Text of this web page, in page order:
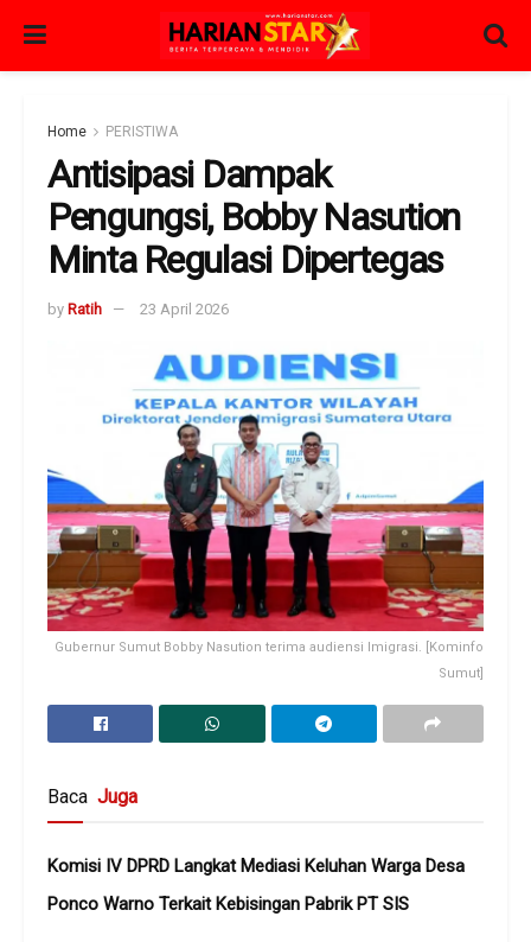
Home PERISTIWA
Antisipasi Dampak
Pengungsi, Bobby Nasution
Minta Regulasi Dipertegas
by Ratih 23 April 2026
Gubernur Sumut Bobby Nasution terima audiensi Imigrasi. [Kominfo
Sumut]
Baca Juga
Komisi IV DPRD Langkat Mediasi Keluhan Warga Desa
Ponco Warno Terkait Kebisingan Pabrik PT SIS